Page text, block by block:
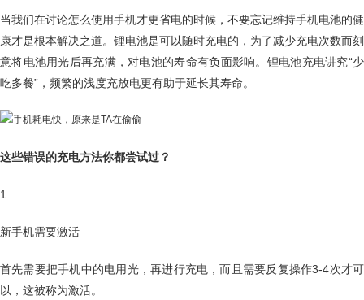
当我们在讨论怎么使用手机才更省电的时候，不要忘记维持手机电池的健
康才是根本解决之道。锂电池是可以随时充电的，为了减少充电次数而刻
意将电池用光后再充满，对电池的寿命有负面影响。锂电池充电讲究“少
吃多餐”，频繁的浅度充放电更有助于延长其寿命。
这些错误的充电方法你都尝试过？
1
新手机需要激活
首先需要把手机中的电用光，再进行充电，而且需要反复操作3-4次才可
以，这被称为激活。